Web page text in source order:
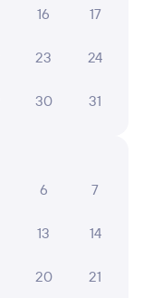
16 17
23 24
30 31
6 7
13 14
20 21